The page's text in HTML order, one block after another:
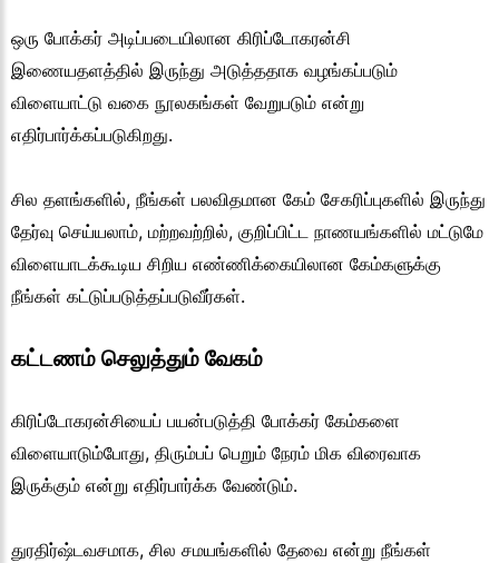
ஒரு போக்கர் அடிப்படையிலான கிரிப்டோகரன்சி
இணையதளத்தில் இருந்து அடுத்ததாக வழங்கப்படும்
விளையாட்டு வகை நூலகங்கள் வேறுபடும் என்று
எதிர்பார்க்கப்படுகிறது.
சில தளங்களில், நீங்கள் பலவிதமான கேம் சேகரிப்புகளில் இருந்து
தேர்வு செய்யலாம், மற்றவற்றில், குறிப்பிட்ட நாணயங்களில் மட்டுமே
விளையாடக்கூடிய சிறிய எண்ணிக்கையிலான கேம்களுக்கு
நீங்கள் கட்டுப்படுத்தப்படுவீர்கள்.
கட்டணம் செலுத்தும் வேகம்
கிரிப்டோகரன்சியைப் பயன்படுத்தி போக்கர் கேம்களை
விளையாடும்போது, திரும்பப் பெறும் நேரம் மிக விரைவாக
இருக்கும் என்று எதிர்பார்க்க வேண்டும்.
துரதிர்ஷ்டவசமாக, சில சமயங்களில் தேவை என்று நீங்கள்